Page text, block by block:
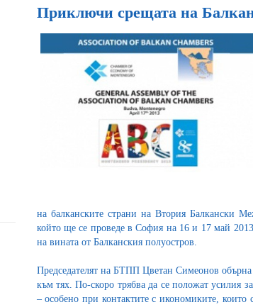
Приключи срещата на
на балканските страни на Втория Балкански
който ще се проведе в София на 16 и 17 май
на вината от Балканския полуостров.
Председателят на БТПП Цветан Симеонов обърна
към тях. По-скоро трябва да се положат усилия
– особено при контактите с икономиките,